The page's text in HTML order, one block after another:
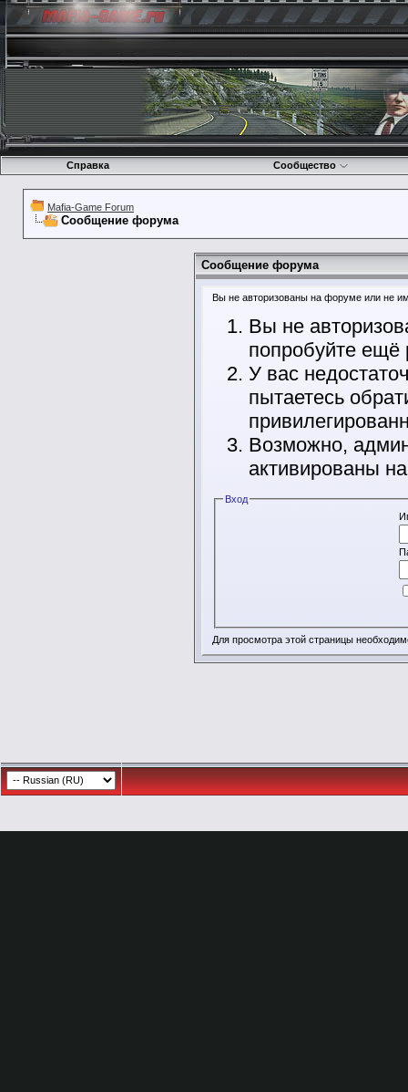
Справка Сообщество
Mafia-Game Forum
Сообщение форума
Сообщение форума
Вы не авторизованы на форуме или не
Вы не
попробуйте ещё
У вас
пытаетесь
Возможно,
активированы
Вход
Для просмотра этой страницы